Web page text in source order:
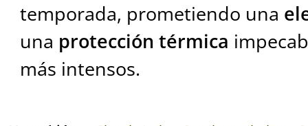
temporada, prometiendo una
una protección térmica
más intensos.